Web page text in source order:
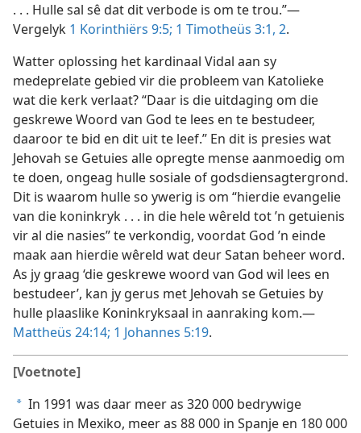
. . . Hulle sal sê dat dit verbode is om te trou.”—
Vergelyk 1 Korinthiërs 9:5; 1 Timotheüs 3:1, 2.
Watter oplossing het kardinaal Vidal aan sy
medeprelate gebied vir die probleem van Katolieke
wat die kerk verlaat? “Daar is die uitdaging om die
geskrewe Woord van God te lees en te bestudeer,
daaroor te bid en dit uit te leef.” En dit is presies wat
Jehovah se Getuies alle opregte mense aanmoedig om
te doen, ongeag hulle sosiale of godsdiensagtergrond.
Dit is waarom hulle so ywerig is om “hierdie evangelie
van die koninkryk . . . in die hele wêreld tot ’n getuienis
vir al die nasies” te verkondig, voordat God ’n einde
maak aan hierdie wêreld wat deur Satan beheer word.
As jy graag ‘die geskrewe woord van God wil lees en
bestudeer’, kan jy gerus met Jehovah se Getuies by
hulle plaaslike Koninkryksaal in aanraking kom.—
Mattheüs 24:14; 1 Johannes 5:19.
[Voetnote]
a In 1991 was daar meer as 320 000 bedrywige
Getuies in Mexiko, meer as 88 000 in Spanje en 180 000